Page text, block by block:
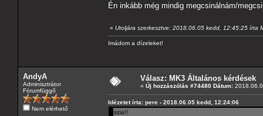
Én inkább még mindig megcsinálnám/
« Utoljára szerkesztve: 2018.06.05 kedd, 12:45:25 írta
Imádom a dízeleket!
AndyA
Adminisztrátor
Fórumfüggő
Nem elérhető
Válasz: MK3 Általános kérdések
« Új hozzászólás #74480 Dátum:
Idézetet írta: pere - 2018.06.05 kedd, 12:24:06
szia!!